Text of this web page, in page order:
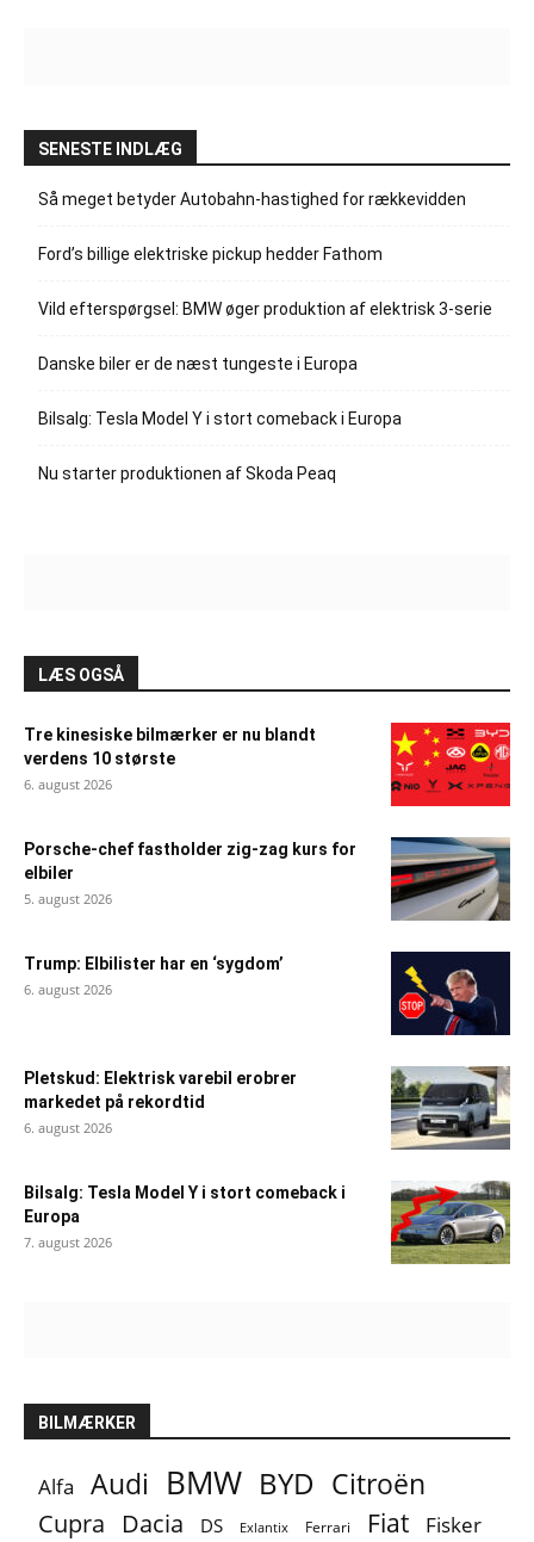
SENESTE INDLÆG
Så meget betyder Autobahn-hastighed for rækkevidden
Ford’s billige elektriske pickup hedder Fathom
Vild efterspørgsel: BMW øger produktion af elektrisk 3-serie
Danske biler er de næst tungeste i Europa
Bilsalg: Tesla Model Y i stort comeback i Europa
Nu starter produktionen af Skoda Peaq
LÆS OGSÅ
Tre kinesiske bilmærker er nu blandt
verdens 10 største
6. august 2026
Porsche-chef fastholder zig-zag kurs for
elbiler
5. august 2026
Trump: Elbilister har en ‘sygdom’
6. august 2026
Pletskud: Elektrisk varebil erobrer
markedet på rekordtid
6. august 2026
Bilsalg: Tesla Model Y i stort comeback i
Europa
7. august 2026
BILMÆRKER
Alfa Audi BMW BYD Citroën
Cupra Dacia DS Exlantix Ferrari Fiat Fisker